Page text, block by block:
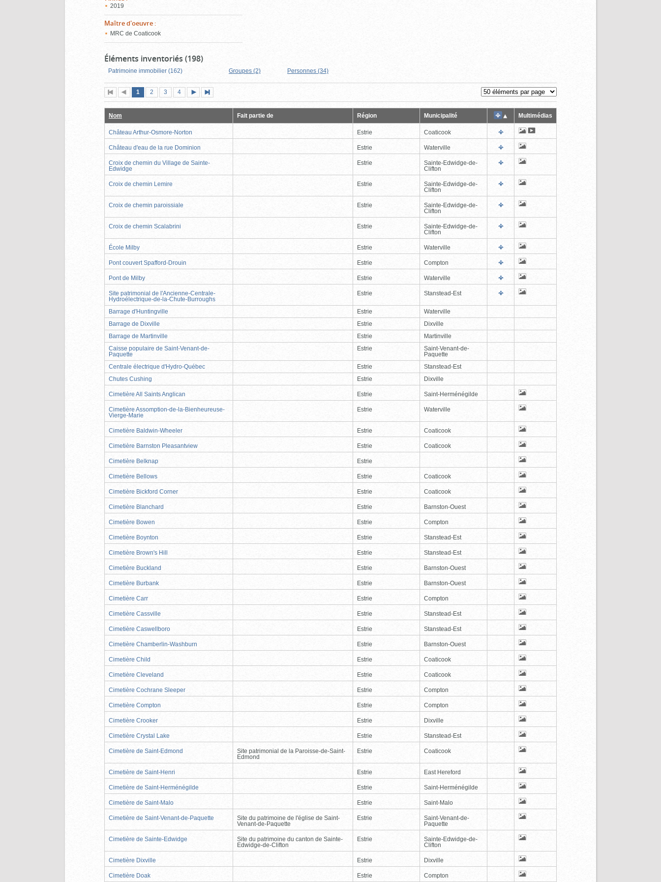
2019
Maître d'oeuvre :
MRC de Coaticook
Éléments inventoriés (198)
Patrimoine immobilier (162) Groupes (2) Personnes (34)
Première
page
Page
précédente
Page
1 (page
actuelle)
Page
2 Page
3 Page
4
suivante
page
Nom Fait partie de Région Municipalité Multimédias
Château Arthur-Osmore-Norton Estrie Coaticook
Château d'eau de la rue Dominion Estrie Waterville
Croix de chemin du Village de Sainte-
Edwidge
Estrie
Sainte-Edwidge-de-
Clifton
Croix de chemin Lemire Estrie
Sainte-Edwidge-de-
Clifton
Croix de chemin paroissiale Estrie
Sainte-Edwidge-de-
Clifton
Croix de chemin Scalabrini Estrie
Sainte-Edwidge-de-
Clifton
École Milby Estrie Waterville
Pont couvert Spafford-Drouin Estrie Compton
Pont de Milby Estrie Waterville
Site patrimonial de l'Ancienne-Centrale-
Hydroélectrique-de-la-Chute-Burroughs
Estrie Stanstead-Est
Barrage d'Huntingville Estrie
Waterville
Barrage de Dixville
Estrie
Dixville
Barrage de Martinville
Estrie
Martinville
Caisse populaire de Saint-Venant-de-
Paquette
Estrie
Saint-Venant-de-
Paquette
Centrale électrique d'Hydro-Québec
Estrie
Stanstead-Est
Chutes Cushing
Estrie Dixville
Cimetière All Saints Anglican Estrie Saint-Herménégilde
Cimetière Assomption-de-la-Bienheureuse-
Vierge-Marie
Estrie Waterville
Cimetière Baldwin-Wheeler Estrie Coaticook
Cimetière Barnston Pleasantview Estrie Coaticook
Cimetière Belknap Estrie
Cimetière Bellows Estrie Coaticook
Cimetière Bickford Corner Estrie Coaticook
Cimetière Blanchard Estrie Barnston-Ouest
Cimetière Bowen Estrie Compton
Cimetière Boynton Estrie Stanstead-Est
Cimetière Brown's Hill Estrie Stanstead-Est
Cimetière Buckland Estrie Barnston-Ouest
Cimetière Burbank Estrie Barnston-Ouest
Cimetière Carr Estrie Compton
Cimetière Cassville Estrie Stanstead-Est
Cimetière Caswellboro Estrie Stanstead-Est
Cimetière Chamberlin-Washburn Estrie Barnston-Ouest
Cimetière Child Estrie Coaticook
Cimetière Cleveland Estrie Coaticook
Cimetière Cochrane Sleeper Estrie Compton
Cimetière Compton Estrie Compton
Cimetière Crooker Estrie Dixville
Cimetière Crystal Lake Estrie Stanstead-Est
Cimetière de Saint-Edmond
Site patrimonial de la Paroisse-de-Saint-
Edmond
Estrie Coaticook
Cimetière de Saint-Henri Estrie East Hereford
Cimetière de Saint-Herménégilde Estrie Saint-Herménégilde
Cimetière de Saint-Malo Estrie Saint-Malo
Cimetière de Saint-Venant-de-Paquette
Site du patrimoine de l'église de Saint-
Venant-de-Paquette
Estrie
Saint-Venant-de-
Paquette
Cimetière de Sainte-Edwidge
Site du patrimoine du canton de Sainte-
Edwidge-de-Clifton
Estrie
Sainte-Edwidge-de-
Clifton
Cimetière Dixville Estrie Dixville
Cimetière Doak Estrie Compton